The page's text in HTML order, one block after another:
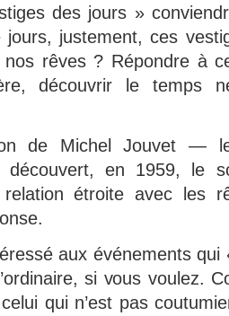
des jours »
jours, justement, ces
rêves ? Répondre à
découvrir le temps
de Michel Jouvet —
découvert, en 1959, le
relation étroite avec les
aux événements
si vous voulez.
qui n’est pas